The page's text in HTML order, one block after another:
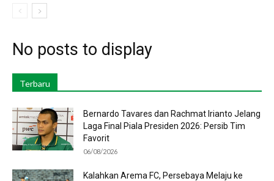
No posts to display
Terbaru
Bernardo Tavares dan Rachmat Irianto Jelang
Laga Final Piala Presiden 2026: Persib Tim
Favorit
06/08/2026
Kalahkan Arema FC, Persebaya Melaju ke